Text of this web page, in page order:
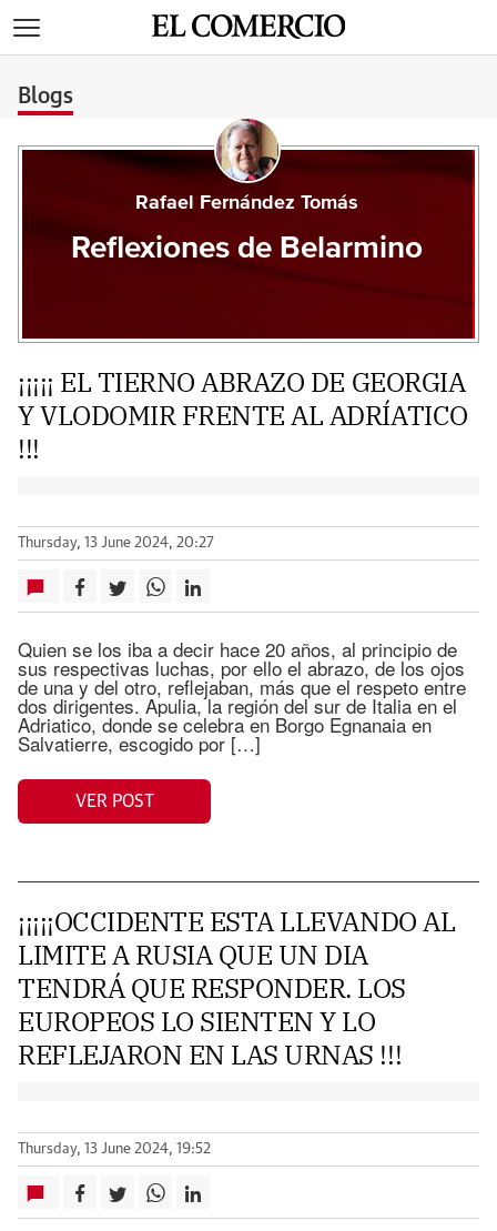
Blogs
Rafael Fernández Tomás
Reflexiones de Belarmino
¡¡¡¡¡ EL TIERNO ABRAZO DE GEORGIA
Y VLODOMIR FRENTE AL ADRÍATICO
!!!
Thursday, 13 June 2024, 20:27
Quien se los iba a decir hace 20 años, al principio de
sus respectivas luchas, por ello el abrazo, de los ojos
de una y del otro, reflejaban, más que el respeto entre
dos dirigentes. Apulia, la región del sur de Italia en el
Adriatico, donde se celebra en Borgo Egnanaia en
Salvatierre, escogido por […]
VER POST
¡¡¡¡¡OCCIDENTE ESTA LLEVANDO AL
LIMITE A RUSIA QUE UN DIA
TENDRÁ QUE RESPONDER. LOS
EUROPEOS LO SIENTEN Y LO
REFLEJARON EN LAS URNAS !!!
Thursday, 13 June 2024, 19:52